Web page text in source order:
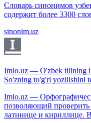
Словарь синонимов
содержит более 3300
sinonim.uz
Imlo.uz — O'zbek tilining
So'zning to'g'ri yozilishini
Imlo.uz —
позволяющий проверить
латинице и кириллице.